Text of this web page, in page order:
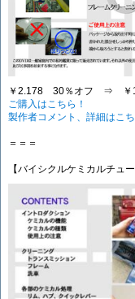
￥2.178 30％オフ ⇒ ￥
ご購入はこちら！
製作者コメント、詳細はこち
＝＝＝
【バイシクルケミカルチュ